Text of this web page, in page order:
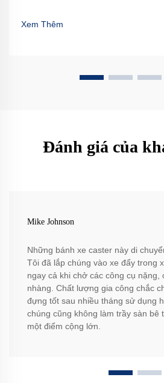
Xem Thêm
Đánh giá của
Mike Johnson
Những bánh xe caster này di
Tôi đã lắp chúng vào xe đẩy trong
ngay cả khi chở các công cụ nặng,
nhàng. Chất lượng gia công chắc
đựng tốt sau nhiều tháng sử dụng
chúng cũng không làm trầy sàn bê
một điểm cộng lớn.